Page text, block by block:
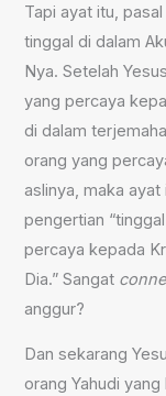
Tapi ayat itu,
tinggal di dalam
Nya. Setelah
yang percaya
di dalam
orang yang
aslinya, maka
pengertian
percaya kepada
Dia.” Sangat
anggur?
Dan sekarang
orang Yahudi